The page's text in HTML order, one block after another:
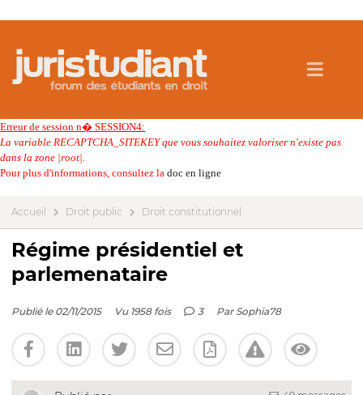
Erreur de session n� SESSION4:
La variable RECAPTCHA_SITEKEY que vous souhaitez valoriser n'existe pas
dans la zone |root|.
Pour plus d'informations, consultez la doc en ligne
Accueil Droit public Droit constitutionnel
Régime présidentiel et
parlemenataire
Publié le 02/11/2015 Vu 1958 fois 3 Par Sophia78